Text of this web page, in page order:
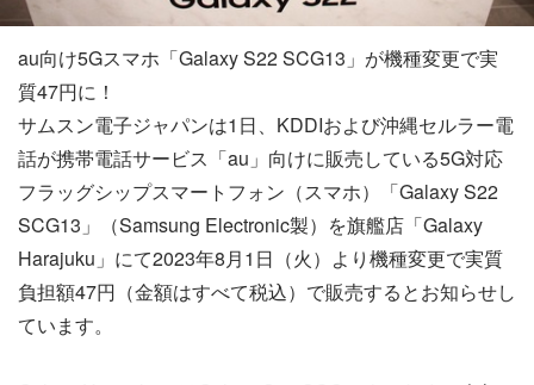
au向け5Gスマホ「Galaxy S22 SCG13」が機種変更で実
質47円に！
サムスン電子ジャパンは1日、KDDIおよび沖縄セルラー電
話が携帯電話サービス「au」向けに販売している5G対応
フラッグシップスマートフォン（スマホ）「Galaxy S22
SCG13」（Samsung Electronic製）を旗艦店「Galaxy
Harajuku」にて2023年8月1日（火）より機種変更で実質
負担額47円（金額はすべて税込）で販売するとお知らせし
ています。